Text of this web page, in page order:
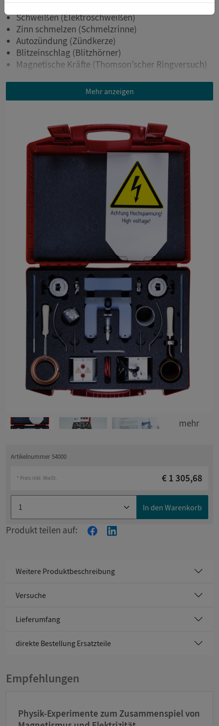
Schweißen (Elektroschweißen)
Zinn schmelzen (Schmelzrinne)
Autozündung (Zündkerze)
Blitzeinschlag (Blitzhörner)
Magnetische Kräfte (Thomson’scher Ringversuch)
Die Handreichung mit ausführlichen
Versuchsbeschreibungen ist Bestandteil des
Mehr anzeigen
mehr
Artikelnummer 54000
* Preis inkl. MwSt. € 1 305,68
In den Warenkorb
Produkt teilen auf:
Weitere Produktbeschreibung
Versuche
Lieferumfang
direkte Bestellung Ersatzteile
Empfehlungen
Physik-Experimente zum Zusammenspiel von